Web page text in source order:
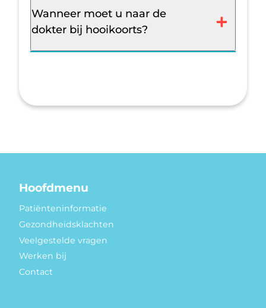
Wanneer moet u naar de
dokter bij hooikoorts?
Hoofdmenu
Patiënteninformatie
Gezondheidsklachten
Veelgestelde vragen
Werken bij
Contact